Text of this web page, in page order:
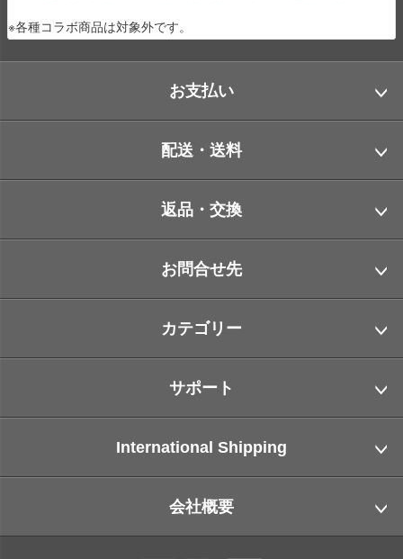
※各種コラボ商品は対象外です。
お支払い
配送・送料
返品・交換
お問合せ先
カテゴリー
サポート
International Shipping
会社概要